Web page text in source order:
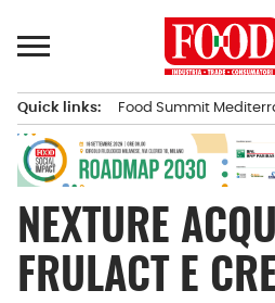
al
principale
Quick links: Food Summit
NEXTURE
FRULACT E